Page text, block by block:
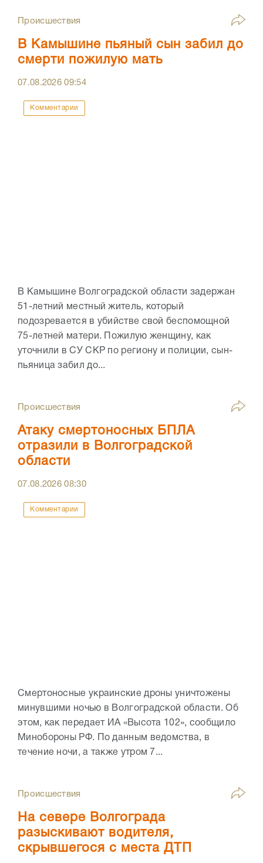
Происшествия
В Камышине пьяный сын забил до
смерти пожилую мать
07.08.202609:54
Комментарии
В Камышине Волгоградской области задержан
51-летний местный житель, который
подозревается в убийстве свой беспомощной
75-летней матери. Пожилую женщину, как
уточнили в СУ СКР по региону и полиции, сын-
пьяница забил до...
Происшествия
Атаку смертоносных БПЛА
отразили в Волгоградской
области
07.08.202608:30
Комментарии
Смертоносные украинские дроны уничтожены
минувшими ночью в Волгоградской области. Об
этом, как передает ИА «Высота 102», сообщило
Минобороны РФ. По данным ведомства, в
течение ночи, а также утром 7...
Происшествия
На севере Волгограда
разыскивают водителя,
скрывшегося с места ДТП